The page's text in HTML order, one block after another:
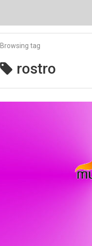
Browsing tag
rostro